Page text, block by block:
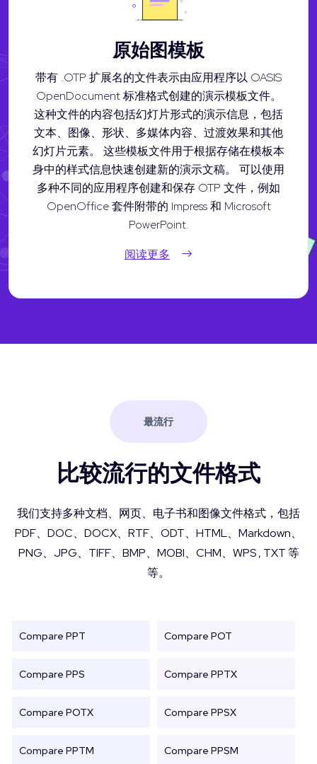
原始图模板
带有 .OTP 扩展名的文件表示由应用程序以 OASIS
OpenDocument 标准格式创建的演示模板文件。
这种文件的内容包括幻灯片形式的演示信息，包括
文本、图像、形状、多媒体内容、过渡效果和其他
幻灯片元素。 这些模板文件用于根据存储在模板本
身中的样式信息快速创建新的演示文稿。 可以使用
多种不同的应用程序创建和保存 OTP 文件，例如
OpenOffice 套件附带的 Impress 和 Microsoft
PowerPoint.
阅读更多
最流行
比较流行的文件格式
我们支持多种文档、网页、电子书和图像文件格式，包括
PDF、DOC、DOCX、RTF、ODT、HTML、Markdown、
PNG、JPG、TIFF、BMP、MOBI、CHM、WPS , TXT 等
等。
Compare PPT Compare POT
Compare PPS Compare PPTX
Compare POTX Compare PPSX
Compare PPTM Compare PPSM